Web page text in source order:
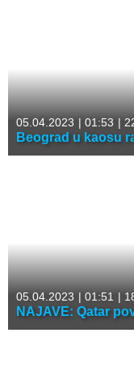
05.04.2023 | 01:53 |
Beograd u kaosu
05.04.2023 | 01:51 |
NAJAVE: Qatar